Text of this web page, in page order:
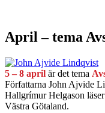
April – tema
5 – 8 april är det tema
Författarna John Ajvide
Hallgrímur Helgason
Västra Götaland.